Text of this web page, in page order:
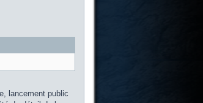
lancement public